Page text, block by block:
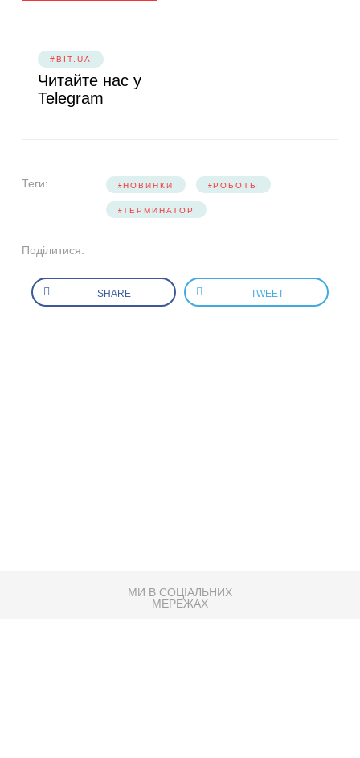
#BIT.UA
Читайте нас у
Telegram
Теги: НОВИНКИ РОБОТЫ
ТЕРМИНАТОР
Поділитися:
SHARE TWEET
МИ В СОЦІАЛЬНИХ
МЕРЕЖАХ